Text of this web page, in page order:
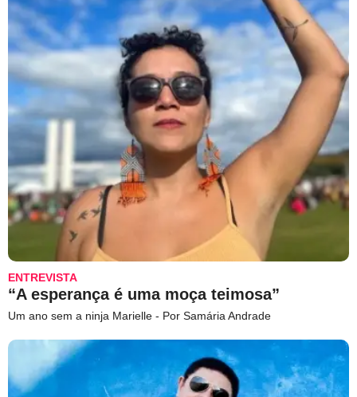
ENTREVISTA
“A esperança é uma moça teimosa”
Um ano sem a ninja Marielle - Por Samária Andrade